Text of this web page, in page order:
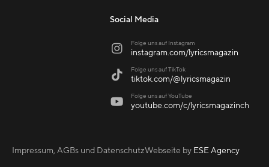
Social Media
 Folge uns auf Instagram
instagram.com/lyricsmagazin
 Folge uns auf TikTok
tiktok.com/@lyricsmagazin
 Folge uns auf YouTube
youtube.com/c/lyricsmagazinch
Impressum, AGBs und DatenschutzWebseite by ESE Agency